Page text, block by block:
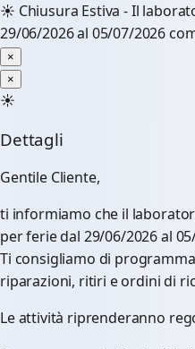
☀️ Chiusura Estiva - Il
29/06/2026 al 05/07/2026
×
×
☀️
Dettagli
Gentile Cliente,
ti informiamo che il
per ferie dal 29/06/2026 al
Ti consigliamo di
riparazioni, ritiri e ordini di
Le attività riprenderanno